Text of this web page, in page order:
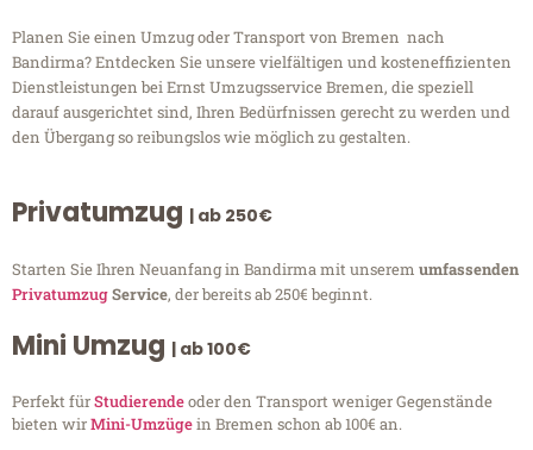
Planen Sie einen Umzug oder Transport von Bremen nach
Bandirma? Entdecken Sie unsere vielfältigen und kosteneffizienten
Dienstleistungen bei Ernst Umzugsservice Bremen, die speziell
darauf ausgerichtet sind, Ihren Bedürfnissen gerecht zu werden und
den Übergang so reibungslos wie möglich zu gestalten.
Privatumzug | ab 250€
Starten Sie Ihren Neuanfang in Bandirma mit unserem umfassenden
PrivatumzugService, der bereits ab 250€ beginnt.
Mini Umzug | ab 100€
Perfekt fürStudierendeoder den Transport weniger Gegenstände
bieten wirMini-Umzügein Bremen schon ab 100€ an.